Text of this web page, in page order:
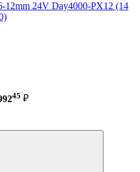
12mm 24V Day4000-PX12 (14
45 ₽